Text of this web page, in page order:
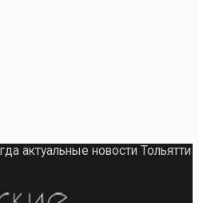
актуальные новости Тольятти